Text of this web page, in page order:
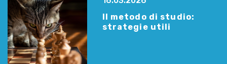
Il metodo di studio:
strategie utili